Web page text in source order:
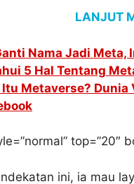
LANJUT
Nama Jadi Meta,
5 Hal Tentang
Metaverse? Dunia
top=”20″
ini, ia mau